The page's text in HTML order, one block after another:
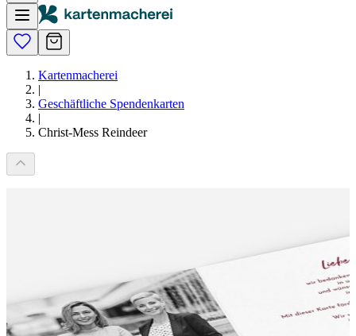
Kartenmacherei
|
Geschäftliche Spendenkarten
|
Christ-Mess Reindeer